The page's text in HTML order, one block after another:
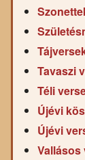
Tavaszi
Téli
Újévi
Újévi
Vallásos